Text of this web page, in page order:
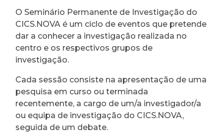
O Seminário Permanente de Investigação do
CICS.NOVA é um ciclo de eventos que pretende
dar a conhecer a investigação realizada no
centro e os respectivos grupos de
investigação.
Cada sessão consiste na apresentação de uma
pesquisa em curso ou terminada
recentemente, a cargo de um/a investigador/a
ou equipa de investigação do CICS.NOVA,
seguida de um debate.